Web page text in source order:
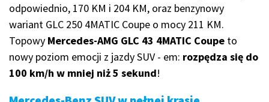
odpowiednio, 170 KM i 204 KM, oraz benzynowy
wariant GLC 250 4MATIC Coupe o mocy 211 KM.
Topowy Mercedes-AMG GLC 43 4MATIC Coupe to
nowy poziom emocji z jazdy SUV - em: rozpędza się do
100 km/h w mniej niż 5 sekund!